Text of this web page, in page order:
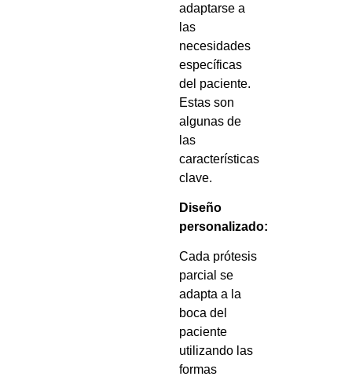
adaptarse a
las
necesidades
específicas
del paciente.
Estas son
algunas de
las
características
clave.
Diseño
personalizado:
Cada prótesis
parcial se
adapta a la
boca del
paciente
utilizando las
formas